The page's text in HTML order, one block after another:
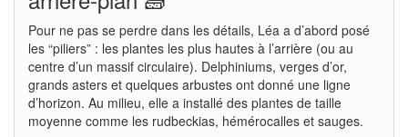
Pour ne pas se perdre dans les détails, Léa a d’abord posé
les “piliers” : les plantes les plus hautes à l’arrière (ou au
centre d’un massif circulaire). Delphiniums, verges d’or,
grands asters et quelques arbustes ont donné une ligne
d’horizon. Au milieu, elle a installé des plantes de taille
moyenne comme les rudbeckias, hémérocalles et sauges.